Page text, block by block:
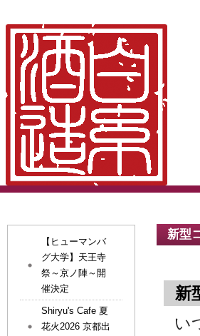
新型
新
い
【ヒューマンバ
グ大学】天王寺
祭～京ノ陣～開
催決定
Shiryu's Cafe 夏
花火2026 京都出